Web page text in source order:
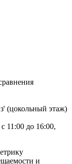
(цокольный этаж)
11:00 до 16:00,
и